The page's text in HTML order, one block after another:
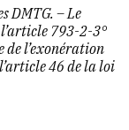
DMTG. – Le
793-2-3°
de l’exonération
46 de la loi